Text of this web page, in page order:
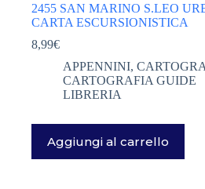
2455 SAN MARINO S.LEO
CARTA ESCURSIONISTICA
8,99€
APPENNINI,
CARTOGRAFIA GUIDE
LIBRERIA
Aggiungi al carrello